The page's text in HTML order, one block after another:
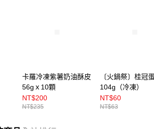
卡羅冷凍紫薯奶油酥皮
56gｘ10顆
NT$200
NT$235
〔火鍋祭〕桂冠
104g（冷凍）
NT$60
NT$63